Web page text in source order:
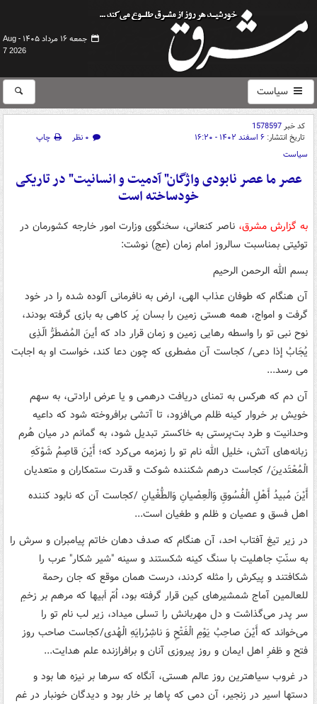
جمعه ۱۶ مرداد ۱۴۰۵ -
Aug
7 2026
سیاست
کد خبر1578597
تاریخ انتشار: ۶ اسفند ۱۴۰۲ - ۱۶:۲۰ ۰ نظر
چاپ
سیاست
عصر ما عصر نابودی واژگان" آدمیت و انسانیت" در تاریکی
خودساخته است
به گزارش مشرق، ناصر کنعانی، سخنگوی وزارت امور خارجه کشورمان در
توئیتی بمناسبت سالروز امام زمان (عج) نوشت:
بسم الله الرحمن الرحیم
آن هنگام که طوفان عذاب الهی، ارض به نافرمانی آلوده شده را در خود
گرفت و امواج، همه هستی زمین را بسان پَر کاهی به بازی گرفته بودند،
نوح نبی تو را واسطه رهایی زمین و زمان قرار داد که أینَ المُضطَرُّ الّذِی
یُجَابُ إذا دعی/ کجاست آن مضطری که چون دعا کند، خواست او به اجابت
می رسد...
آن دم که هرکس به تمنای دریافت درهمی و یا عرض ارادتی، به سهم
خویش بر خروار کینه ظلم می‌افزود، تا آتشی برافروخته شود که داعیه
وحدانیت و طرد بت‌پرستی به خاکستر تبدیل شود، به گمانم در میان هُرم
زبانه‌های آتش، خلیل الله نام تو را زمزمه می‌کرد که؛ أَیْنَ قاصِمُ شَوْکَهِ
الْمُعْتَدینَ/ کجاست درهم شکننده شوکت و قدرت ستمکاران و متعدیان
أَیْنَ مُبیدُ أَهْلِ الْفُسُوقِ وَالْعِصْیانِ وَالطُّغْیانِ /کجاست آن که نابود کننده
اهل فسق و عصیان و ظلم و طغیان است...
در زیر تیغ آفتاب‌ احد، آن هنگام که صدف دهان خاتم پیامبران و سرش را
به سنّتِ جاهلیت با سنگ کینه شکستند و سینه "شیر شکار" عرب را
شکافتند و پیکرش را مثله کردند، درست همان موقع که جان رحمة
للعالمین آماج شمشیرهای کین قرار گرفته بود، اُمّ اَبیها که مرهم بر زخمِ
سر پدر می‌گذاشت و دل مهربانش را تسلی میداد، زیر لب نام تو را
می‌خواند که أَیْنَ صاحِبُ یَوْمِ الْفَتْحِ وَ ناشِرُرایَهِ الْهُدی/کجاست صاحب روز
فتح و ظفرِ اهل ایمان و روز پیروزی آنان و برافرازنده علم هدایت...
در غروب سیاهترین روز عالم هستی، آنگاه که سرها بر نیزه ها بود و
دستها اسیر در زنجیر، آن دمی که پاها بر خار بود و دیدگان خونبار در غم